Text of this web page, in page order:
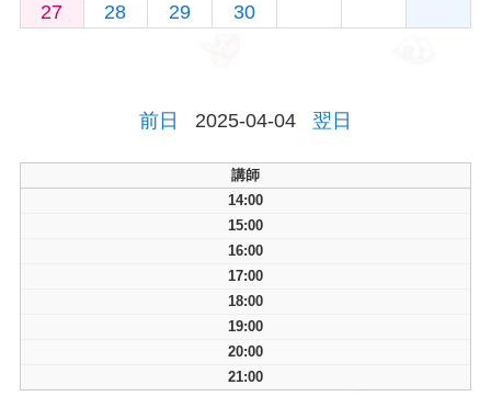
27
28 29 30
前日 2025-04-04 翌日
講師
14:00
15:00
16:00
17:00
18:00
19:00
20:00
21:00